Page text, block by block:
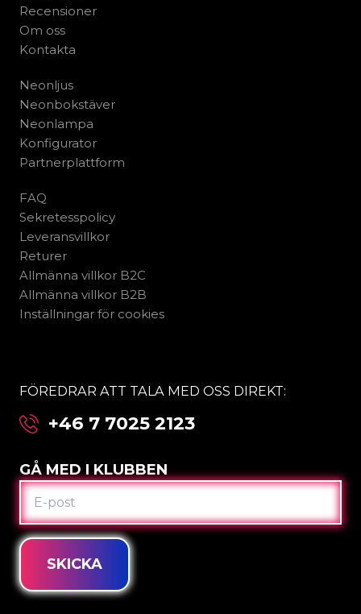
Recensioner
Om oss
Kontakta
Neonljus
Neonbokstäver
Neonlampa
Konfigurator
Partnerplattform
FAQ
Sekretesspolicy
Leveransvillkor
Returer
Allmänna villkor B2C
Allmänna villkor B2B
Inställningar för cookies
FÖREDRAR ATT TALA MED OSS DIREKT:
+46 7 7025 2123
GÅ MED I KLUBBEN
E-
POST
SKICKA